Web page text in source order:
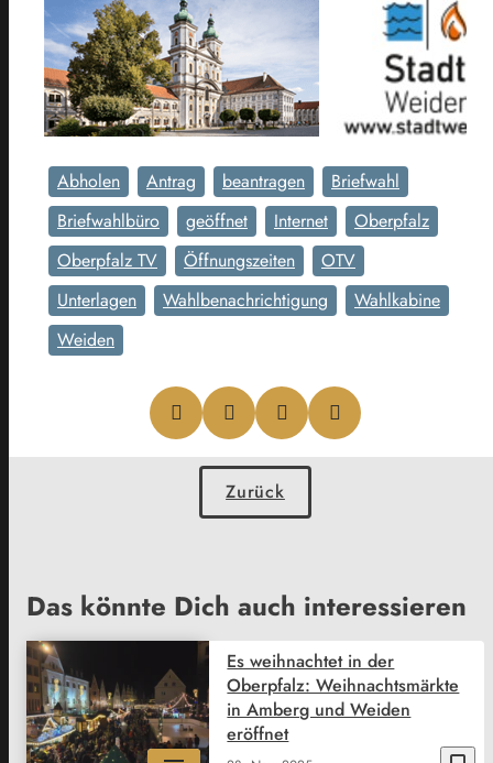
Abholen Antrag beantragen
Briefwahl
Briefwahlbüro
geöffnet Internet
Oberpfalz
Oberpfalz TV
Öffnungszeiten
OTV
Unterlagen
Wahlbenachrichtigung
Wahlkabine
Weiden
Zurück
Das könnte Dich auch interessieren
Es weihnachtet in der
Oberpfalz: Weihnachtsmärkte
in Amberg und Weiden
eröffnet